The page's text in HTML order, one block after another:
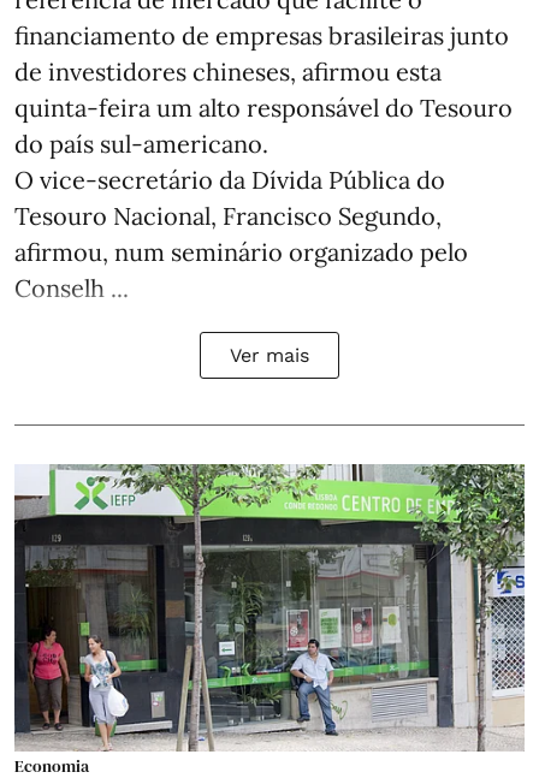
financiamento de empresas brasileiras junto
de investidores chineses, afirmou esta
quinta-feira um alto responsável do Tesouro
do país sul-americano.
O vice-secretário da Dívida Pública do
Tesouro Nacional, Francisco Segundo,
afirmou, num seminário organizado pelo
Conselh ...
Ver mais
Economia